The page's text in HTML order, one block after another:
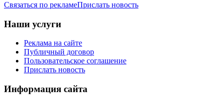
Связаться по рекламеПрислать новость
Наши услуги
Реклама на сайте
Публичный договор
Пользовательское соглашение
Прислать новость
Информация сайта